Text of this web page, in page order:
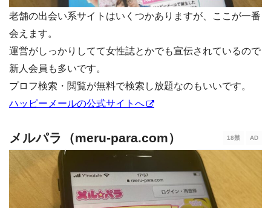
老舗の出会い系サイトはいくつかありますが、ここが一番
会えます。
運営がしっかりしてて女性誌とかでも宣伝されているので
新人会員も多いです。
プロフ検索・閲覧が無料で検索し放題なのもいいです。
ハッピーメールの公式サイトへ
メルパラ（meru-para.com）